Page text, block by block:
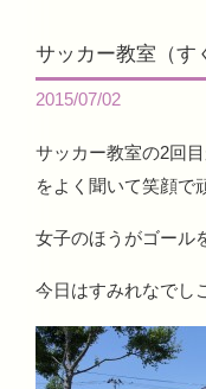
サッカー教室（す
2015/07/02
サッカー教室の2回
をよく聞いて笑顔で
女子のほうがゴール
今日はすみれなでし